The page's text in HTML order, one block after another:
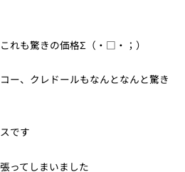
れも驚きの価格Σ（・□・；）
ー、クレドールもなんとなんと驚き
です
ってしまいました